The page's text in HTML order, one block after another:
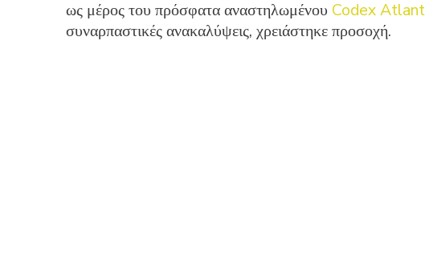
ως μέρος του πρόσφατα αναστηλωμένου Codex
συναρπαστικές ανακαλύψεις, χρειάστηκε προσοχή.